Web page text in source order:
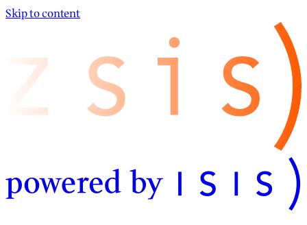
Skip to content